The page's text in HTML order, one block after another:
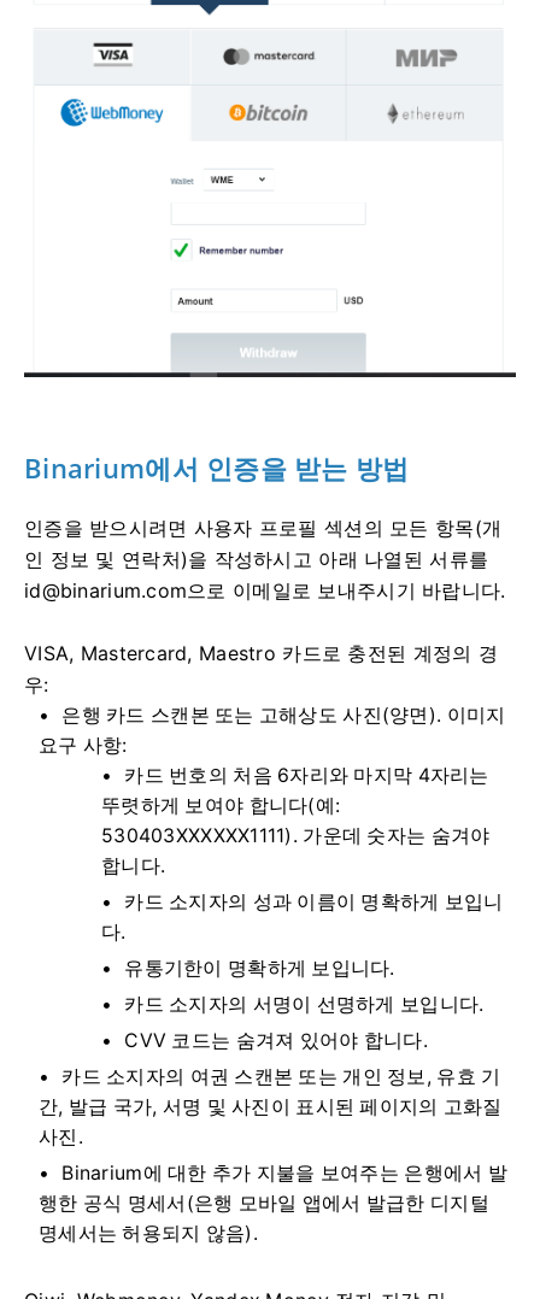
Binarium에서 인증을 받는 방법
인증을 받으시려면 사용자 프로필 섹션의 모든 항목(개
인 정보 및 연락처)을 작성하시고 아래 나열된 서류를
id@binarium.com으로 이메일로 보내주시기 바랍니다.
VISA, Mastercard, Maestro 카드로 충전된 계정의 경
우:
은행 카드 스캔본 또는 고해상도 사진(양면). 이미지
요구 사항:
카드 번호의 처음 6자리와 마지막 4자리는
뚜렷하게 보여야 합니다(예:
530403XXXXXX1111). 가운데 숫자는 숨겨야
합니다.
카드 소지자의 성과 이름이 명확하게 보입니
다.
유통기한이 명확하게 보입니다.
카드 소지자의 서명이 선명하게 보입니다.
CVV 코드는 숨겨져 있어야 합니다.
카드 소지자의 여권 스캔본 또는 개인 정보, 유효 기
간, 발급 국가, 서명 및 사진이 표시된 페이지의 고화질
사진.
Binarium에 대한 추가 지불을 보여주는 은행에서 발
행한 공식 명세서(은행 모바일 앱에서 발급한 디지털
명세서는 허용되지 않음).